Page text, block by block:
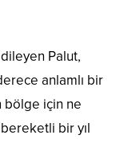
Palut,
anlamlı bir
bölge için ne
bir yıl